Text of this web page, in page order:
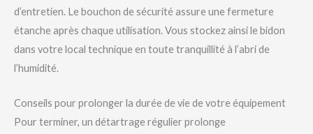
d’entretien. Le bouchon de sécurité assure une fermeture
étanche après chaque utilisation. Vous stockez ainsi le bidon
dans votre local technique en toute tranquillité à l’abri de
l’humidité.
Conseils pour prolonger la durée de vie de votre équipement
Pour terminer, un détartrage régulier prolonge